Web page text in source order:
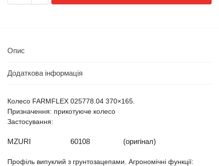
Опис
Додаткова інформація
Колесо FARMFLEX 025778.04 370×165.
Призначення: прикотуюче колесо
Застосування:
MZURI 60108 (оригінал)
Профіль випуклий з грунтозацепами. Агрономічні функції: